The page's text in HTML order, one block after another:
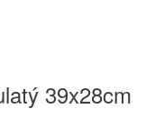
39x28cm